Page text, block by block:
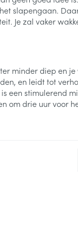
slapengaan.
Je zal vaker
minder diep en
en leidt tot
een stimulerend
om drie uur voor